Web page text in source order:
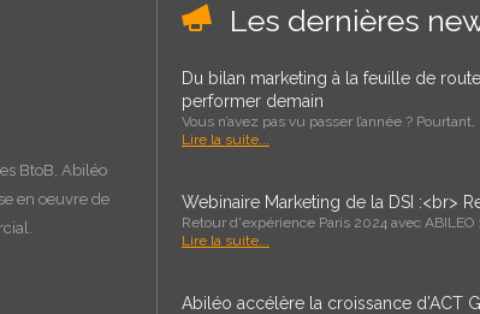
BtoB, Abiléo
en oeuvre de
Les dernières
Du bilan marketing à la feuille de
performer demain
Vous n’avez pas vu passer l’année ?
Lire la suite...
Webinaire Marketing de la DSI :<br>
Retour d'expérience Paris 2024 avec
Lire la suite...
Abiléo accélère la croissance d’ACT